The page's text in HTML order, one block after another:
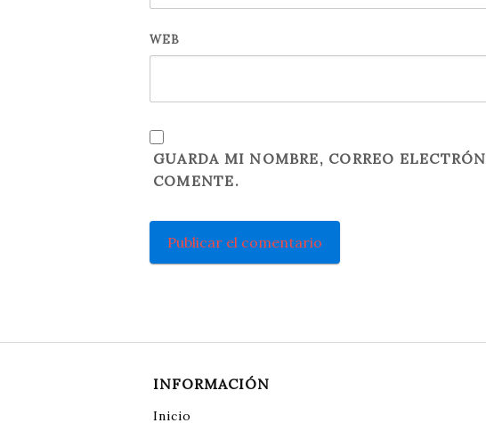
WEB
GUARDA MI NOMBRE, CORREO
COMENTE.
INFORMACIÓN
Inicio